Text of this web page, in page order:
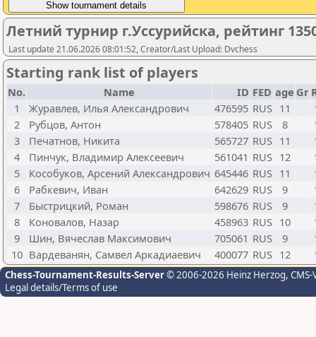
Летний турнир г.Уссурийска, рейтинг
Last update 21.06.2026 08:01:52, Creator/Last Upload: Dvchess
Starting rank list of players
No. Name ID FED age Gr
1
Журавлев, Илья Александрович 476595 RUS 11
2
Рубцов, Антон 578405 RUS 8
3
Печатнов, Никита 565727 RUS 11
4
Пинчук, Владимир Алексеевич 561041 RUS 12
5
Кособуков, Арсений Александрович 645446 RUS 11
6
Рабкевич, Иван 642629 RUS 9
7
Быстрицкий, Роман 598676 RUS 9
8
Коновалов, Назар 458963 RUS 10
9
Шин, Вячеслав Максимович 705061 RUS 9
10 Вардеванян, Самвел Аркадиаевич 400077 RUS 12
Chess-Tournament-Results-Server© 2006-2026 Heinz Herzog,
Legal details/Terms of use